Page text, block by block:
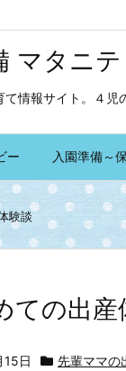
マタニ
情報サイト。４児
ー 入園準備～
験談
ての出産
日 先輩ママの